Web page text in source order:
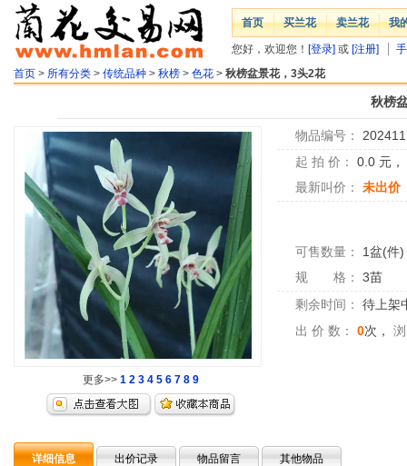
首页 买兰花 卖兰花 我
您好，欢迎您！ [登录] 或 [注册]
首页 > 所有分类 > 传统品种 > 秋榜 > 色花 > 秋榜盆景花，3头2花
秋榜
更多>> 1 2 3 4 5 6 7 8 9
物品编号：
起 拍 价：
0.0 元，
最新叫价：
未出价
可售数量： 1盆(件)
规 格：
3苗
剩余时间：
待上架
出 价 数：
0次，
详细信息 出价记录 物品留言
其他物品